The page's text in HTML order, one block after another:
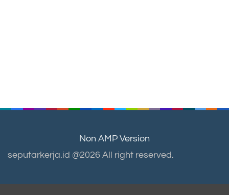
Non AMP Version
seputarkerja.id @2026 All right reserved.